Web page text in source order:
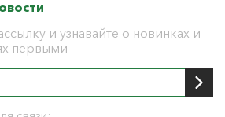
и узнавайте о новинках и
первыми